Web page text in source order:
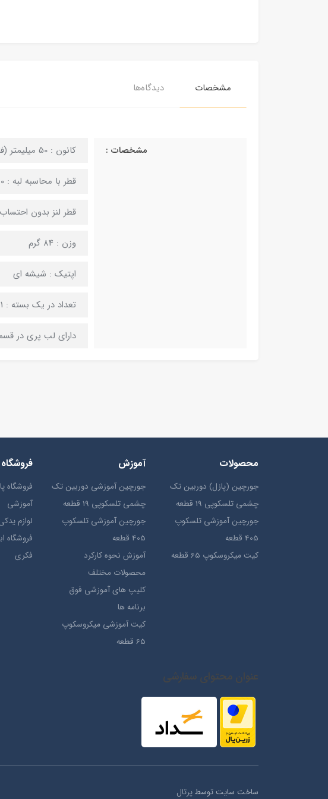
مشخصات دیدگاه‌ها
مشخصات : کانون : 50 میلیمتر (فاصله نقطه کانونی تا مرز انحنای محدب عدسی)
قطر با محاسبه لبه : 60 میلیمتر
قطر لنز بدون احتساب لبه : 56
وزن : 84 گرم
اپتیک : شیشه ای
تعداد در یک بسته : 1 عدد
دارای لب پری در
محصولات
جورچین (پازل) دوربین تک
چشمی تلسکوپی 19 قطعه
جورچین آموزشی تلسکوپ
405 قطعه
کیت میکروسکوپ 65 قطعه
آموزش
جورچین آموزشی دوربین تک
چشمی تلسکوپی 19 قطعه
جورچین آموزشی تلسکوپ
405 قطعه
آموزش نحوه کارکرد
محصولات مختلف
کلیپ های آموزشی فوق
برنامه ها
کیت آموزشی میکروسکوپ
65 قطعه
فروشگاه
فروشگاه
آموزشی
لوازم
فروشگاه
فکری
عنوان محتوای سفارشی
ساخت سایت توسطپرتال